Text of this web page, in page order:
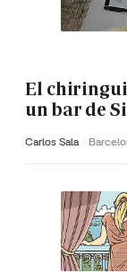
El
un bar de
Carlos Sala